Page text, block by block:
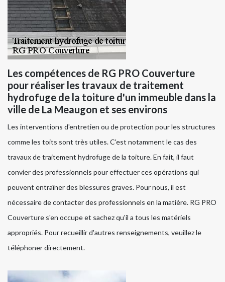
Les compétences de RG PRO Couverture
pour réaliser les travaux de traitement
hydrofuge de la toiture d'un immeuble dans la
ville de La Meaugon et ses environs
Les interventions d'entretien ou de protection pour les structures
comme les toits sont très utiles. C'est notamment le cas des
travaux de traitement hydrofuge de la toiture. En fait, il faut
convier des professionnels pour effectuer ces opérations qui
peuvent entraîner des blessures graves. Pour nous, il est
nécessaire de contacter des professionnels en la matière. RG PRO
Couverture s'en occupe et sachez qu'il a tous les matériels
appropriés. Pour recueillir d'autres renseignements, veuillez le
téléphoner directement.